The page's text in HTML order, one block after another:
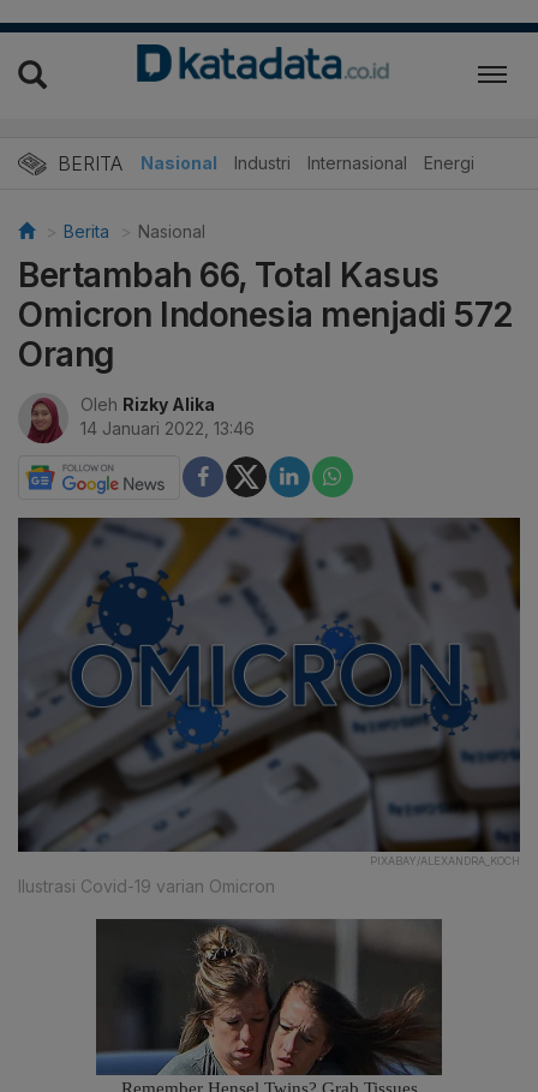
BERITA Nasional Industri Internasional Energi
Berita Nasional
Bertambah 66, Total Kasus
Omicron Indonesia menjadi 572
Orang
Oleh Rizky Alika
14 Januari 2022, 13:46
PIXABAY/ALEXANDRA_KOCH
Ilustrasi Covid-19 varian Omicron